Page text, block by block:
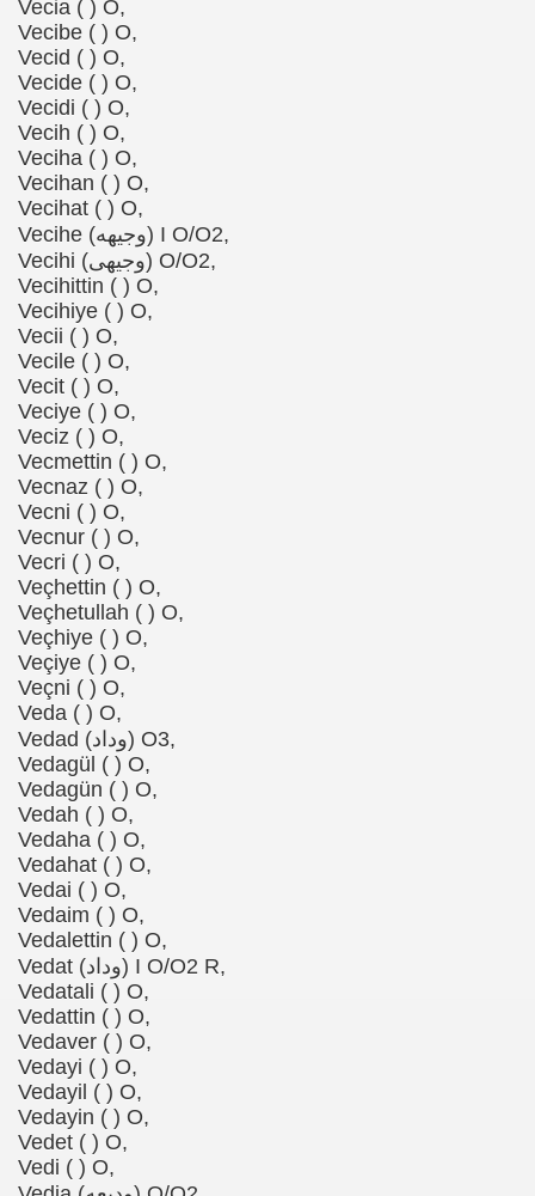
Vecia ( ) O,
Vecibe ( ) O,
Vecid ( ) O,
Vecide ( ) O,
Vecidi ( ) O,
Vecih ( ) O,
Veciha ( ) O,
Vecihan ( ) O,
Vecihat ( ) O,
Vecihe (وجیهه) I O/O2,
Vecihi (وجیهی) O/O2,
Vecihittin ( ) O,
Vecihiye ( ) O,
Vecii ( ) O,
Vecile ( ) O,
Vecit ( ) O,
Veciye ( ) O,
Veciz ( ) O,
Vecmettin ( ) O,
Vecnaz ( ) O,
Vecni ( ) O,
Vecnur ( ) O,
Vecri ( ) O,
Veçhettin ( ) O,
Veçhetullah ( ) O,
Veçhiye ( ) O,
Veçiye ( ) O,
Veçni ( ) O,
Veda ( ) O,
Vedad (وداد) O3,
Vedagül ( ) O,
Vedagün ( ) O,
Vedah ( ) O,
Vedaha ( ) O,
Vedahat ( ) O,
Vedai ( ) O,
Vedaim ( ) O,
Vedalettin ( ) O,
Vedat (وداد) I O/O2 R,
Vedatali ( ) O,
Vedattin ( ) O,
Vedaver ( ) O,
Vedayi ( ) O,
Vedayil ( ) O,
Vedayin ( ) O,
Vedet ( ) O,
Vedi ( ) O,